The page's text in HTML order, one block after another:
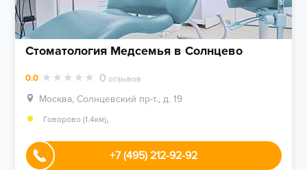
Стоматология Медсемья в Солнцево
0.0 0 отзывов
Москва, Солнцевский пр-т., д. 19
Говорово (1.4км),
+7 (495) 212-92-92